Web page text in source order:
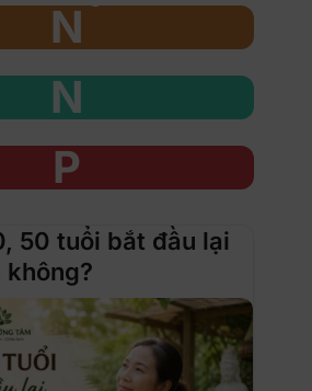
N
N
P
50 tuổi bắt đầu lại